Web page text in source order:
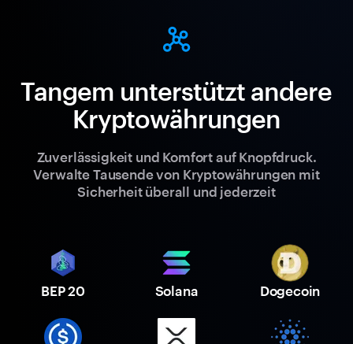
Tangem unterstützt andere
Kryptowährungen
Zuverlässigkeit und Komfort auf Knopfdruck.
Verwalte Tausende von Kryptowährungen mit
Sicherheit überall und jederzeit
BEP 20 Solana Dogecoin